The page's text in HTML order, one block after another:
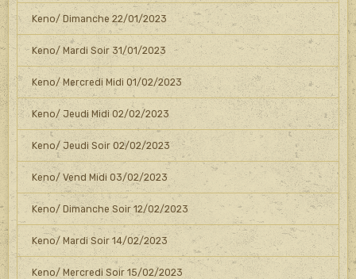
Keno/ Dimanche 22/01/2023
Keno/ Mardi Soir 31/01/2023
Keno/ Mercredi Midi 01/02/2023
Keno/ Jeudi Midi 02/02/2023
Keno/ Jeudi Soir 02/02/2023
Keno/ Vend Midi 03/02/2023
Keno/ Dimanche Soir 12/02/2023
Keno/ Mardi Soir 14/02/2023
Keno/ Mercredi Soir 15/02/2023